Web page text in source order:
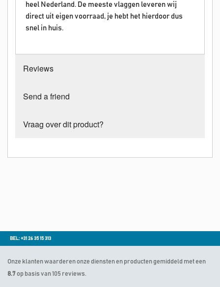
heel Nederland. De meeste vlaggen leveren wij
direct uit eigen voorraad, je hebt het hierdoor dus
snel in huis.
Reviews
Send a friend
Vraag over dit product?
BEL: +31 26 35 15 313
Onze klanten waarderen onze diensten en producten gemiddeld met een
8.7 op basis van 105 reviews.